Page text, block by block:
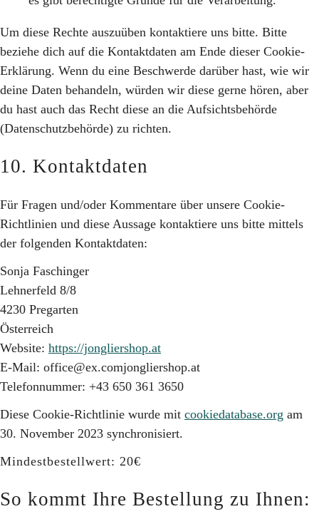
Um diese Rechte auszuüben kontaktiere uns bitte. Bitte
beziehe dich auf die Kontaktdaten am Ende dieser Cookie-
Erklärung. Wenn du eine Beschwerde darüber hast, wie wir
deine Daten behandeln, würden wir diese gerne hören, aber
du hast auch das Recht diese an die Aufsichtsbehörde
(Datenschutzbehörde) zu richten.
10. Kontaktdaten
Für Fragen und/oder Kommentare über unsere Cookie-
Richtlinien und diese Aussage kontaktiere uns bitte mittels
der folgenden Kontaktdaten:
Sonja Faschinger
Lehnerfeld 8/8
4230 Pregarten
Österreich
Website: https://jongliershop.at
E-Mail: office@ex.comjongliershop.at
Telefonnummer: +43 650 361 3650
Diese Cookie-Richtlinie wurde mit cookiedatabase.org am
30. November 2023 synchronisiert.
Mindestbestellwert: 20€
So kommt Ihre Bestellung zu Ihnen: